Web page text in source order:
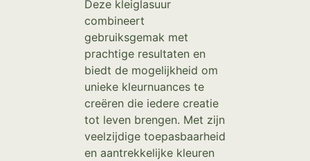
Deze kleiglasuur
combineert
gebruiksgemak met
prachtige resultaten en
biedt de mogelijkheid om
unieke kleurnuances te
creëren die iedere creatie
tot leven brengen. Met zijn
veelzijdige toepasbaarheid
en aantrekkelijke kleuren